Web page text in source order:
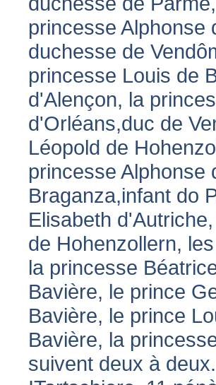
princesse Alphonse
duchesse de
princesse Louis de
d'Alençon, la
d'Orléans,duc de
Léopold de
princesse Alphonse
Braganza,infant do
Elisabeth
de Hohenzollern,
la princesse
Bavière, le prince
Bavière, le prince
Bavière, la
suivent deux à